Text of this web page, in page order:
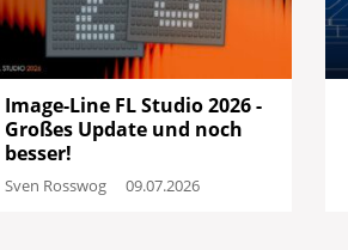
Image-Line FL Studio 2026 -
Großes Update und noch
besser!
Sven Rosswog 09.07.2026